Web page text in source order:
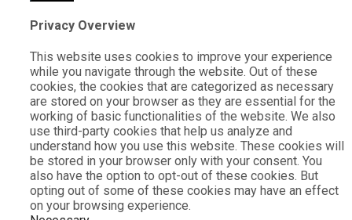
Privacy Overview
This website uses cookies to improve your experience
while you navigate through the website. Out of these
cookies, the cookies that are categorized as necessary
are stored on your browser as they are essential for the
working of basic functionalities of the website. We also
use third-party cookies that help us analyze and
understand how you use this website. These cookies will
be stored in your browser only with your consent. You
also have the option to opt-out of these cookies. But
opting out of some of these cookies may have an effect
on your browsing experience.